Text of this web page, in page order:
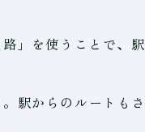
」を使うことで、駅
駅からのルートもさ